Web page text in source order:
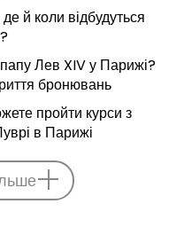
й коли відбудуться
Лев XIV у Парижі?
бронювань
пройти курси з
в Парижі